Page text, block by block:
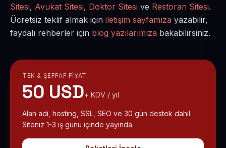
Sitesi, Avukat Sitesi, Doktor Sitesi ve Restoran Sitesi.
Ücretsiz teklif almak için iletişim sayfamıza yazabilir,
faydalı rehberler için blog yazılarımıza bakabilirsiniz.
TEK & ŞEFFAF FIYAT
50 USD+ KDV / yıl
Alan adı, hosting, SSL, SEO ve 30 gün destek dahil.
Siteniz 1-3 iş günü içinde yayında.